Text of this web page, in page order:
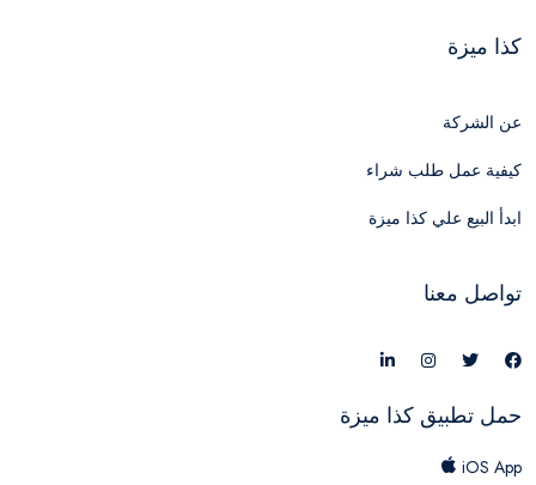
كذا ميزة
عن الشركة
كيفية عمل طلب شراء
ابدأ البيع علي كذا ميزة
تواصل معنا
حمل تطبيق كذا ميزة
iOS App